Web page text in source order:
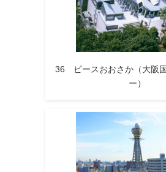
36 ピースおおさか（大阪
ー）